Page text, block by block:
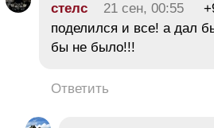
стелс 21 сен, 00:55
поделился и все! а дал
бы не было!!!
Ответить